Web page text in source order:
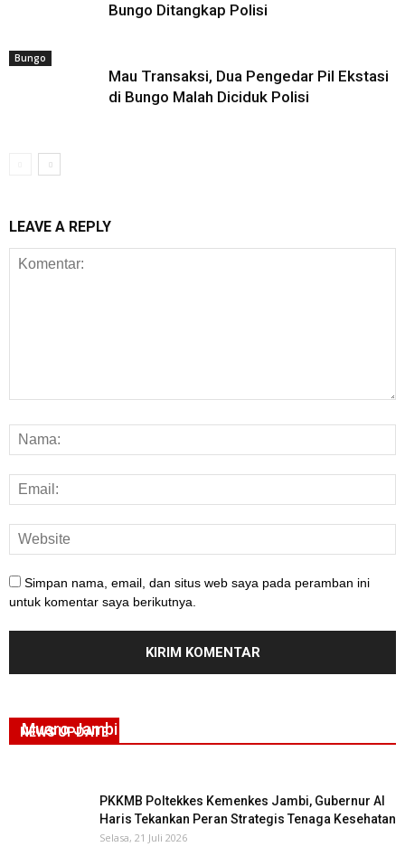
Bungo Ditangkap Polisi
Bungo
Mau Transaksi, Dua Pengedar Pil Ekstasi
di Bungo Malah Diciduk Polisi
LEAVE A REPLY
Simpan nama, email, dan situs web saya pada peramban ini
untuk komentar saya berikutnya.
NEWS UPDATE
Muaro Jambi
PKKMB Poltekkes Kemenkes Jambi, Gubernur Al
Haris Tekankan Peran Strategis Tenaga Kesehatan
Selasa, 21 Juli 2026